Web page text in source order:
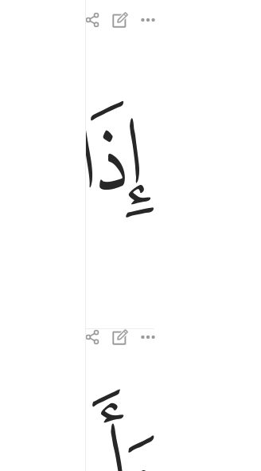
ﱵ
واخرجت الارض اثقالها ٢
وَأَخْرَجَتِ ٱلْأَرْضُ أَثْقَالَهَا ٢